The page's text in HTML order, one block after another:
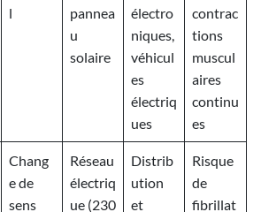
l
pannea
u
solaire
électro
niques,
véhicul
es
électriq
ues
contrac
tions
muscul
aires
continu
es
Chang
e de
sens
Réseau
électriq
ue (230
Distrib
ution
et
Risque
de
fibrillat